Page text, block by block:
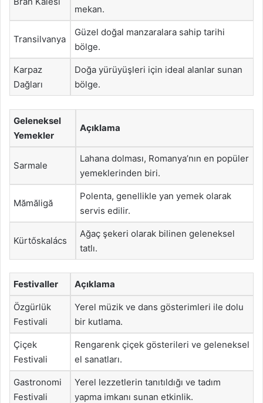
mekan.
Transilvanya
Güzel doğal manzaralara sahip tarihi
bölge.
Karpaz
Dağları
Doğa yürüyüşleri için ideal alanlar sunan
bölge.
Geleneksel
Yemekler
Açıklama
Sarmale
Lahana dolması, Romanya’nın en popüler
yemeklerinden biri.
Mămăligă
Polenta, genellikle yan yemek olarak
servis edilir.
Kürtőskalács
Ağaç şekeri olarak bilinen geleneksel
tatlı.
Festivaller Açıklama
Özgürlük
Festivali
Yerel müzik ve dans gösterimleri ile dolu
bir kutlama.
Çiçek
Festivali
Rengarenk çiçek gösterileri ve geleneksel
el sanatları.
Gastronomi
Festivali
Yerel lezzetlerin tanıtıldığı ve tadım
yapma imkanı sunan etkinlik.